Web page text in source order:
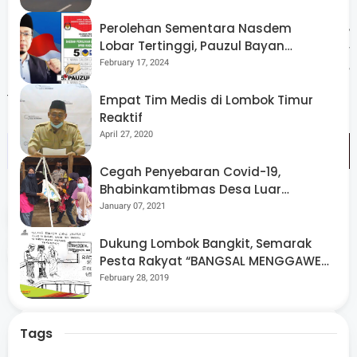
berharap bisa mengurangi beban masyarakat. Ke depan,
kami juga akan menyiapkan langkah jangka panjang agar
persoalan seperti ini tidak terus berulang setiap tahun,”
tutupnya. (Man)
Tags News
Share
Perolehan Sementara Nasdem
Lobar Tertinggi, Pauzul Bayan
Berpeluang “Rebut” Kursi Dapil 3
February 17, 2024
Empat Tim Medis di Lombok Timur
Reaktif
April 27, 2020
Cegah Penyebaran Covid-19,
Bhabinkamtibmas Desa Luar
Pantau Kegiatan Posyandu
January 07, 2021
Dukung Lombok Bangkit, Semarak
Pesta Rakyat “BANGSAL MENGGAWE”
Kembali Digelar Para Seniman Di
February 28, 2019
Tags